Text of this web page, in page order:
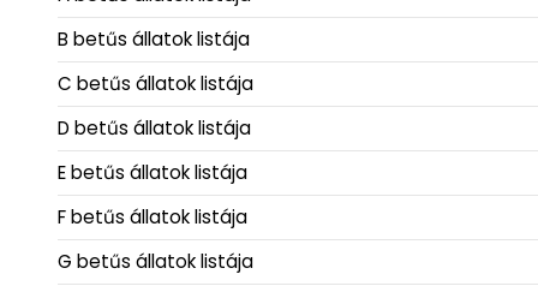
B betűs állatok listája
C betűs állatok listája
D betűs állatok listája
E betűs állatok listája
F betűs állatok listája
G betűs állatok listája